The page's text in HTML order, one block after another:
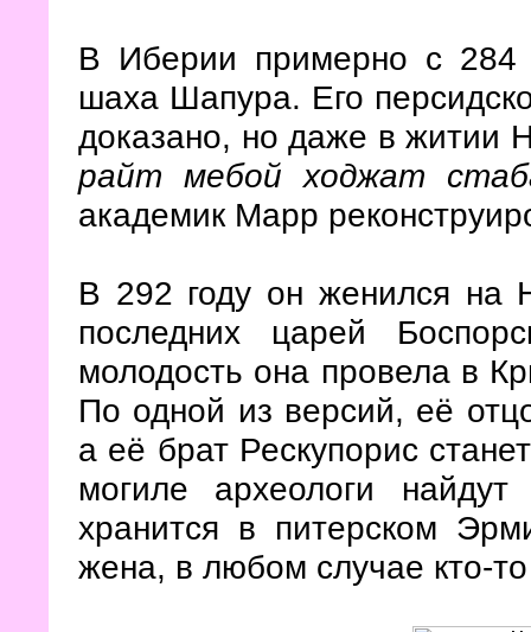
В Иберии примерно с
шаха Шапура. Его
доказано, но даже в житии
райт мебой ходжат
академик Марр
В 292 году он женился на
последних царей
молодость она провела в
По одной из версий, её
а её брат Рескупорис
могиле археологи
хранится в питерском
жена, в любом случае кто-